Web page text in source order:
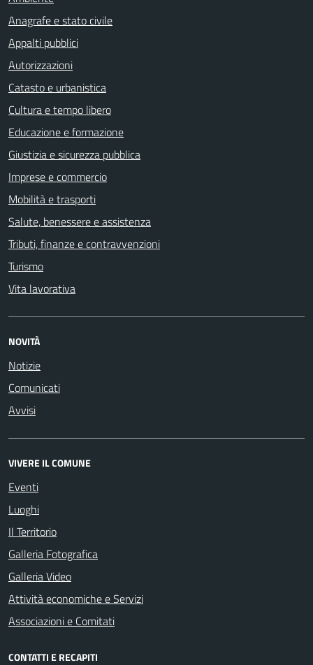
Anagrafe e stato civile
Appalti pubblici
Autorizzazioni
Catasto e urbanistica
Cultura e tempo libero
Educazione e formazione
Giustizia e sicurezza pubblica
Imprese e commercio
Mobilità e trasporti
Salute, benessere e assistenza
Tributi, finanze e contravvenzioni
Turismo
Vita lavorativa
NOVITÀ
Notizie
Comunicati
Avvisi
VIVERE IL COMUNE
Eventi
Luoghi
Il Territorio
Galleria Fotografica
Galleria Video
Attività economiche e Servizi
Associazioni e Comitati
CONTATTI E RECAPITI